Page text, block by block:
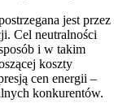
jest przez
Cel neutralności
i w takim
koszty
cen energii –
konkurentów.